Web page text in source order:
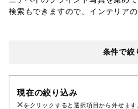
検索もできますので、インテリア
条件で絞
現在の絞り込み
をクリックすると選択項目から外せます